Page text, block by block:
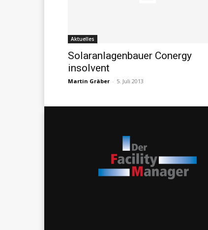
Aktuelles
Solaranlagenbauer Conergy
insolvent
Martin Gräber - 5. Juli 2013